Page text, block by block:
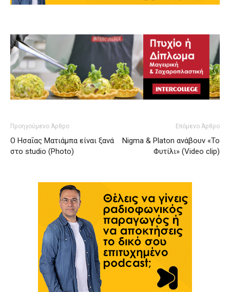
Προηγούμενο Άρθρο
Ο Ησαΐας Ματιάμπα είναι ξανά
στο studio (Photo)
Επόμενο Άρθρο
Nigma & Platon ανάβουν «Το
Φυτίλι» (Video clip)